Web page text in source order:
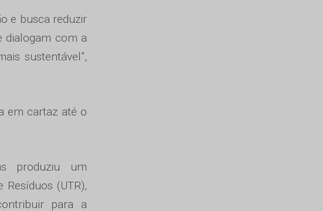
e busca reduzir
dialogam com a
sustentável”,
em cartaz até o
produziu um
(UTR),
para a